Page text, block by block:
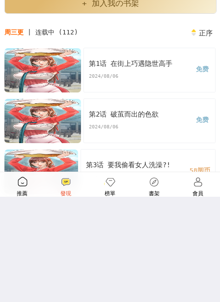
花容湿色取花点最简单三个步骤
事业单位工勤岗位是做什么的nbalucas法国名字
jean韩漫花容湿色:取花点李万
花容湿色:取花点漫画
容湿色:取花点漫画末删减版 花容湿色:取花点免费版
花容湿色:取花点漫画最新话
漫画花容湿色:取花点漫画歪歪漫画 花容湿色:取花点
漫画土豪漫画
花容湿色:取花点漫画完整
花容湿色:取
花点免费版下拉式
+ 加入我の书架
周三更| 连载中 (112) 正序
第1话 在街上巧遇隐世高手
2024/08/06
免费
第2话 破茧而出的色欲
2024/08/06
免费
第3话 要我偷看女人洗澡?!
2024/08/06
58阅币
推薦 發現 榜單 書架 會員